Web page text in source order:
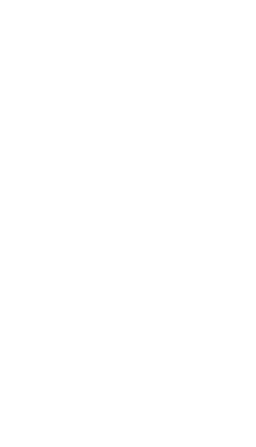
startet
Sommer